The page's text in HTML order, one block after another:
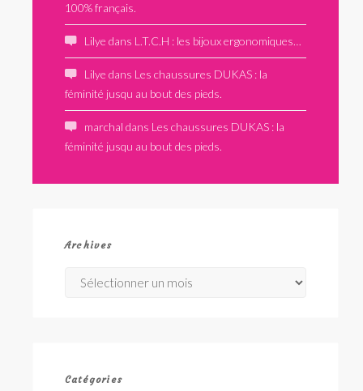
100% français.
Lilye dans L.T.C.H : les bijoux ergonomiques…
Lilye dans Les chaussures DUKAS : la
féminité jusqu au bout des pieds.
marchal dans Les chaussures DUKAS : la
féminité jusqu au bout des pieds.
Archives
Catégories